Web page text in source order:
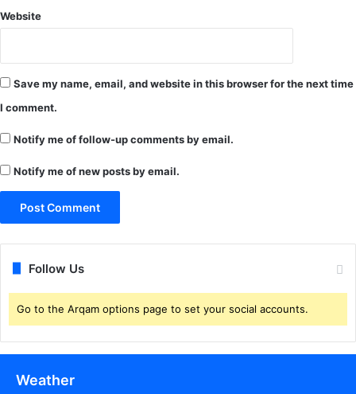
7
फ़ी
दी
म
न
Website
Save my name, email, and website in this browser for the next time
I comment.
Notify me of follow-up comments by email.
Notify me of new posts by email.
Follow Us
Go to the Arqam options page to set your social accounts.
Weather